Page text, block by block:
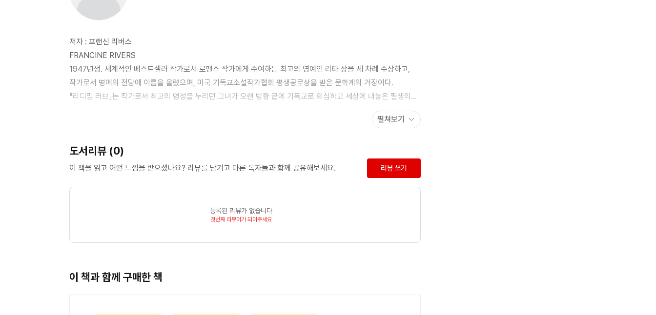
저자 : 프랜신 리버스
FRANCINE RIVERS
1947년생. 세계적인 베스트셀러 작가로서 로맨스 작가에게 수여하는 최고의 영예인 리타 상을 세 차례 수상하고,
작가로서 명예의 전당에 이름을 올렸으며, 미국 기독교소설작가협회 평생공로상을 받은 문학계의 거장이다.
『리디밍 러브』는 작가로서 최고의 명성을 누리던 그녀가 오랜 방황 끝에 기독교로 회심하고 세상에 내놓은 필생의
역작이다. 성경 「호세아」를 모티브로 하여 삶을 살아내는 것만으로도 벅찬 사람들, 사랑이라는 이름으로 이용당하고
학대받는 이들에게 진정한 자유와 사랑의 의미를 일깨우고자 했다. 이 책은 출간되자마자 수많은 찬사와 지지를
남편과 함께 캘리포니아 북부에 살면서 참된 사랑과 삶의 의미를 담은 소설을 집필하는 데 전념하고 있다.
WWW.FRANCINERIVERS.COM
숙명여자대학교 영문학과를 졸업하고 동 교육대학원 영어교육과에서 석사학위를 받았다. 옮긴 책으로는 『한계를
펼쳐보기
도서리뷰 (0)
이 책을 읽고 어떤 느낌을 받으셨나요? 리뷰를 남기고 다른 독자들과 함께 공유해보세요. 리뷰 쓰기
등록된 리뷰가 없습니다
첫번째 리뷰어가 되어주세요
이 책과 함께 구매한 책